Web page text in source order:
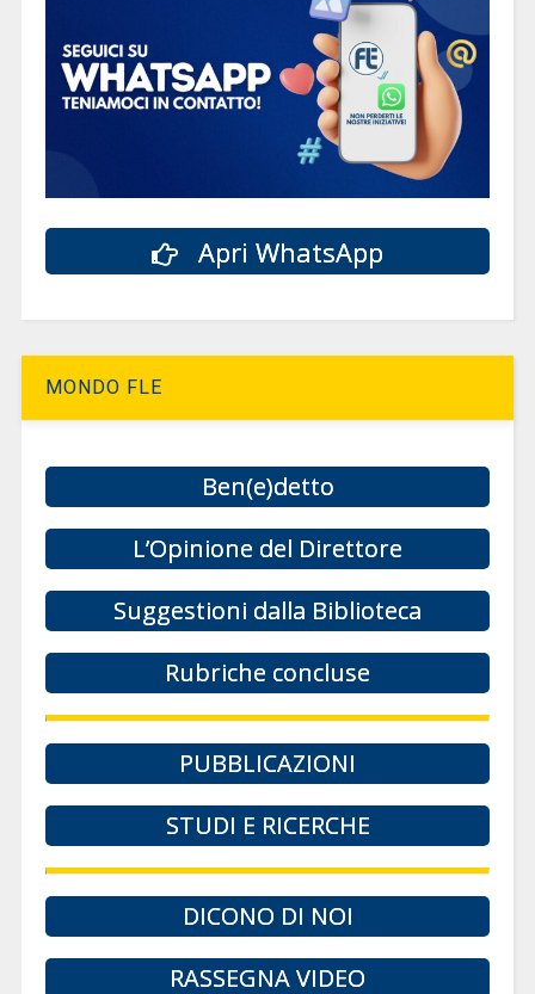
Apri WhatsApp
MONDO FLE
Ben(e)detto
L’Opinione del Direttore
Suggestioni dalla Biblioteca
Rubriche concluse
PUBBLICAZIONI
STUDI E RICERCHE
DICONO DI NOI
RASSEGNA VIDEO